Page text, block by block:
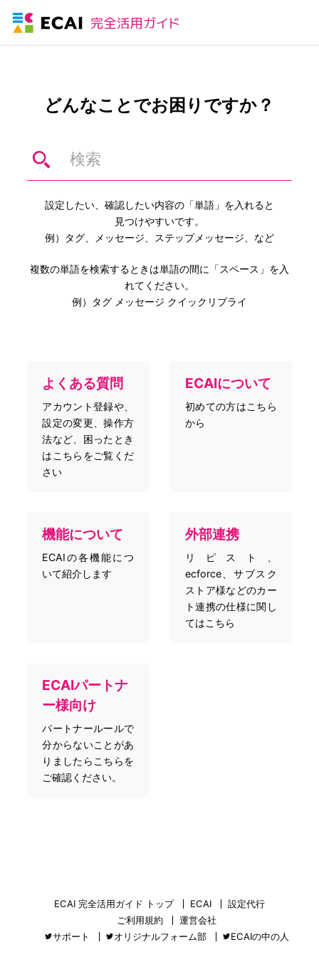
どんなことでお困りですか？
設定したい、確認したい内容の「単語」を入れると
見つけやすいです。
例）タグ、メッセージ、ステップメッセージ、など
複数の単語を検索するときは単語の間に「スペース」を入
れてください。
例）タグ メッセージ クイックリプライ
よくある質問
アカウント登録や、
設定の変更、操作方
法など、困ったとき
はこちらをご覧くだ
さい
ECAIについて
初めての方はこちら
から
機能について
ECAIの各機能につ
いて紹介します
外部連携
リピスト、
ecforce、サブスク
ストア様などのカー
ト連携の仕様に関し
てはこちら
ECAIパートナ
ー様向け
パートナールールで
分からないことがあ
りましたらこちらを
ご確認ください。
ECAI 完全活用ガイド トップ ECAI
設定代行
ご利用規約
運営会社
サポート
オリジナルフォーム部 ECAIの中の人